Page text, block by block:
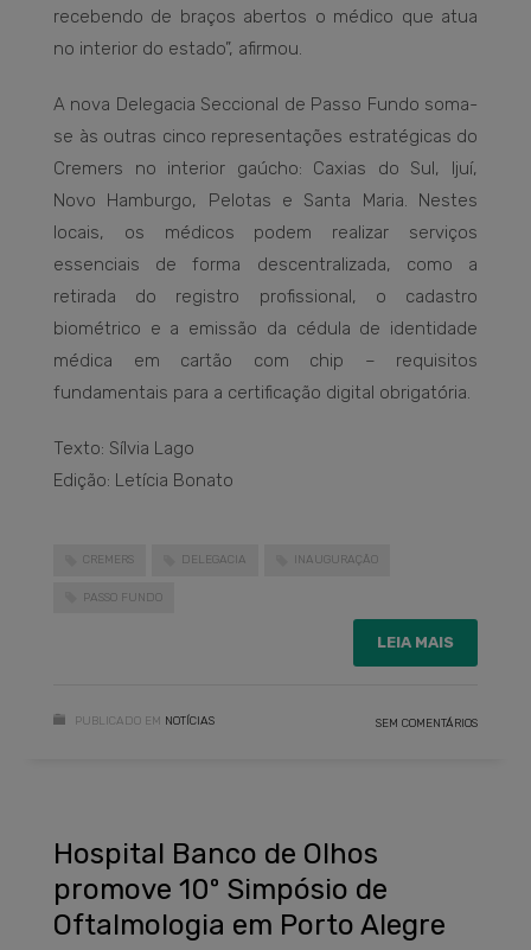
recebendo de braços abertos o médico que atua
no interior do estado”, afirmou.
A nova Delegacia Seccional de Passo Fundo soma-
se às outras cinco representações estratégicas do
Cremers no interior gaúcho: Caxias do Sul, Ijuí,
Novo Hamburgo, Pelotas e Santa Maria. Nestes
locais, os médicos podem realizar serviços
essenciais de forma descentralizada, como a
retirada do registro profissional, o cadastro
biométrico e a emissão da cédula de identidade
médica em cartão com chip – requisitos
fundamentais para a certificação digital obrigatória.
Texto: Sílvia Lago
Edição: Letícia Bonato
CREMERS DELEGACIA INAUGURAÇÃO
PASSO FUNDO
LEIA MAIS
PUBLICADO EM NOTÍCIAS SEM COMENTÁRIOS
Hospital Banco de Olhos
promove 10º Simpósio de
Oftalmologia em Porto Alegre